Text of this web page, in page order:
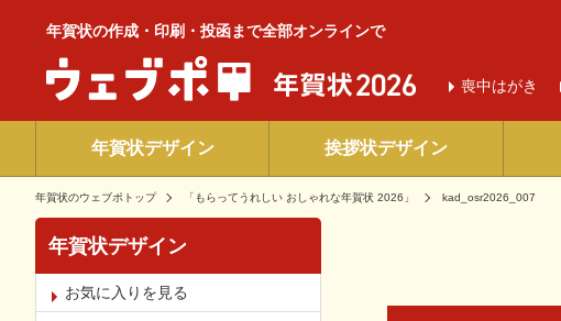
年賀状の作成・印刷・投函まで全部オンラインで
喪中はがき
年賀状デザイン 挨拶状デザイン
年賀状のウェブポトップ 「もらってうれしい おしゃれな年賀状 2026」 kad_osr2026_007
年賀状デザイン
お気に入りを見る